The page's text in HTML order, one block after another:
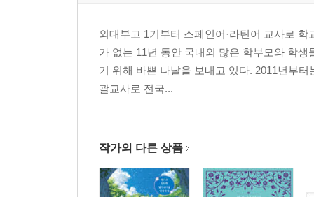
연습문제 해답
외대부고 1기부터 스페인어·라틴어 교사로
가 없는 11년 동안 국내외 많은 학부모와 학
기 위해 바쁜 나날을 보내고 있다. 2011년부터
괄교사로 전국...
작가의 다른 상품